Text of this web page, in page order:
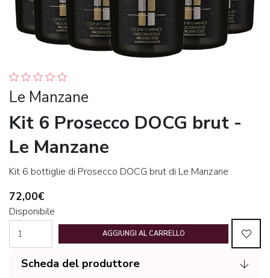
Le Manzane
Kit 6 Prosecco DOCG brut -
Le Manzane
Kit 6 bottiglie di Prosecco DOCG brut di Le Manzane
72,00€
Disponibile
AGGIUNGI AL CARRELLO
Scheda del produttore